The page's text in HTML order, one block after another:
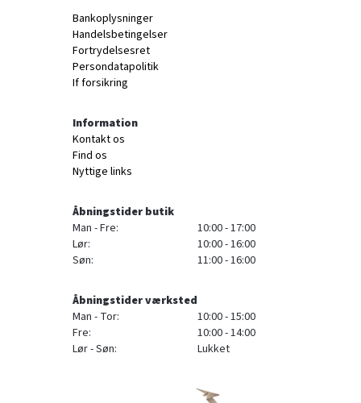
Bankoplysninger
Handelsbetingelser
Fortrydelsesret
Persondatapolitik
If forsikring
Information
Kontakt os
Find os
Nyttige links
Åbningstider butik
Man - Fre:
10:00 - 17:00
Lør:
10:00 - 16:00
Søn:
11:00 - 16:00
Åbningstider værksted
Man - Tor:
10:00 - 15:00
Fre:
10:00 - 14:00
Lør - Søn:
Lukket